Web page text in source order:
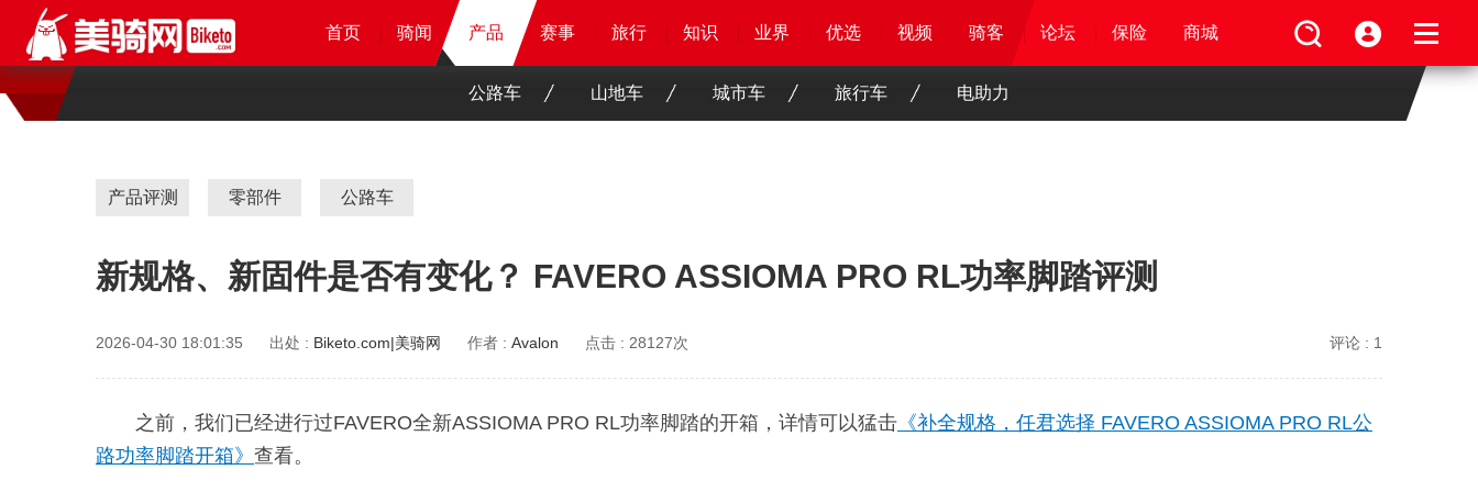
首页 赛事 旅行 知识 业界 优选 骑客 论坛 保险 商城
首页 骑闻 产品 赛事 旅行 知识 业界 优选 骑客 视频 论坛 保险 商城
首页 骑闻 产品 赛事 旅行 知识 业界 优选 视频 骑客 论坛 保险 商城
首页 骑闻 产品 赛事 旅行 知识 业界 优选 视频 骑客 论坛 保险 商城
公路车 山地车 城市车 旅行车 电助力
产品评测 零部件 公路车
新规格、新固件是否有变化？ FAVERO ASSIOMA PRO RL功率脚踏评测
2026-04-30 18:01:35 出处 : Biketo.com|美骑网 作者 : Avalon 点击 : 28127次 评论 : 1
之前，我们已经进行过FAVERO全新ASSIOMA PRO RL功率脚踏的开箱，详情可以猛击 《补全规格，任君选择 FAVERO ASSIOMA PRO RL公
路功率脚踏开箱》 查看。